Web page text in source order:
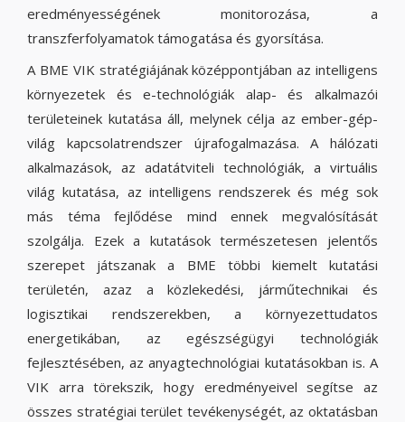
eredményességének monitorozása, a
transzferfolyamatok támogatása és gyorsítása.
A BME VIK stratégiájának középpontjában az intelligens
környezetek és e-technológiák alap- és alkalmazói
területeinek kutatása áll, melynek célja az ember-gép-
világ kapcsolatrendszer újrafogalmazása. A hálózati
alkalmazások, az adatátviteli technológiák, a virtuális
világ kutatása, az intelligens rendszerek és még sok
más téma fejlődése mind ennek megvalósítását
szolgálja. Ezek a kutatások természetesen jelentős
szerepet játszanak a BME többi kiemelt kutatási
területén, azaz a közlekedési, járműtechnikai és
logisztikai rendszerekben, a környezettudatos
energetikában, az egészségügyi technológiák
fejlesztésében, az anyagtechnológiai kutatásokban is. A
VIK arra törekszik, hogy eredményeivel segítse az
összes stratégiai terület tevékenységét, az oktatásban